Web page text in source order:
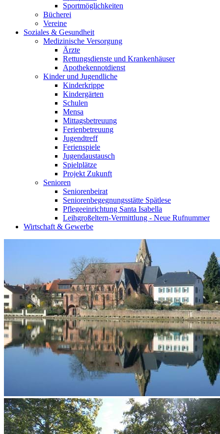
Sportmöglichkeiten
Bücherei
Vereine
Soziales & Gesundheit
Medizinische Versorgung
Ärzte
Rettungsdienste und Krankenhäuser
Apothekennotdienst
Kinder und Jugendliche
Kinderkrippe
Kindergärten
Schulen
Mensa
Mittagsbetreuung
Ferienbetreuung
Jugendtreff
Ferienspiele
Jugendaustausch
Spielplätze
Projekt Zukunft
Senioren
Seniorenbeirat
Seniorenbegegnungsstätte Spätlese
Pflegeeinrichtung Santa Isabella
Leihgroßeltern-Vermittlung - Neue Rufnummer
Wirtschaft & Gewerbe